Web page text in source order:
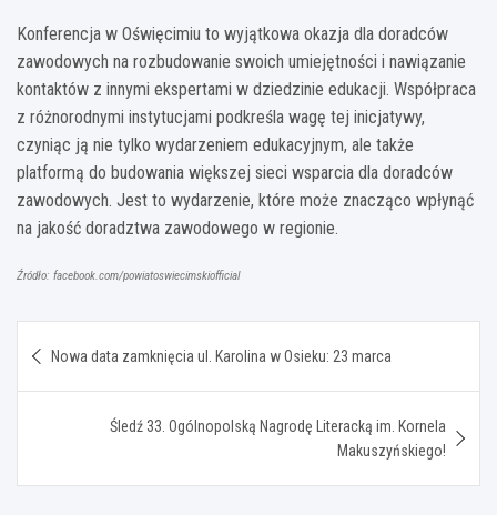
Konferencja w Oświęcimiu to wyjątkowa okazja dla doradców
zawodowych na rozbudowanie swoich umiejętności i nawiązanie
kontaktów z innymi ekspertami w dziedzinie edukacji. Współpraca
z różnorodnymi instytucjami podkreśla wagę tej inicjatywy,
czyniąc ją nie tylko wydarzeniem edukacyjnym, ale także
platformą do budowania większej sieci wsparcia dla doradców
zawodowych. Jest to wydarzenie, które może znacząco wpłynąć
na jakość doradztwa zawodowego w regionie.
Źródło: facebook.com/powiatoswiecimskiofficial
wpisu
Nowa data zamknięcia ul. Karolina w Osieku: 23 marca
Śledź 33. Ogólnopolską Nagrodę Literacką im. Kornela
Makuszyńskiego!